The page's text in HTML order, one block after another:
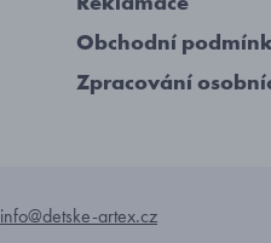
Obchodní
Zpracování
info@detske-artex.cz